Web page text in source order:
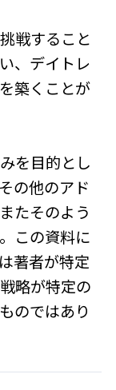
戦すること
、デイトレ
築くことが
を目的とし
の他のアド
たそのよう
この資料に
著者が特定
略が特定の
のではあり